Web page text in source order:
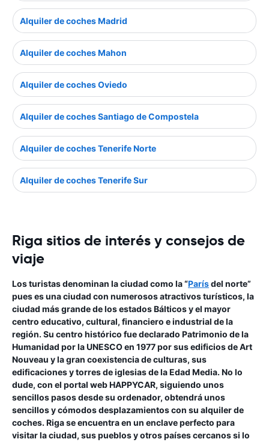
Alquiler de coches Madrid
Alquiler de coches Mahon
Alquiler de coches Oviedo
Alquiler de coches Santiago de Compostela
Alquiler de coches Tenerife Norte
Alquiler de coches Tenerife Sur
Riga sitios de interés y consejos de
viaje
Los turistas denominan la ciudad como la “Parísdel norte”
pues es una ciudad con numerosos atractivos turísticos, la
ciudad más grande de los estados Bálticos y el mayor
centro educativo, cultural, financiero e industrial de la
región. Su centro histórico fue declarado Patrimonio de la
Humanidad por la UNESCO en 1977 por sus edificios de Art
Nouveau y la gran coexistencia de culturas, sus
edificaciones y torres de iglesias de la Edad Media. No lo
dude, con el portal web HAPPYCAR, siguiendo unos
sencillos pasos desde su ordenador, obtendrá unos
sencillos y cómodos desplazamientos con su alquiler de
coches. Riga se encuentra en un enclave perfecto para
visitar la ciudad, sus pueblos y otros países cercanos si lo